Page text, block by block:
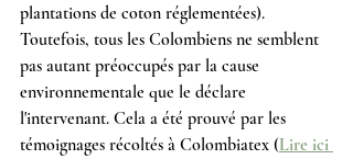
plantations de coton réglementées).
Toutefois, tous les Colombiens ne semblent
pas autant préoccupés par la cause
environnementale que le déclare
l'intervenant. Cela a été prouvé par les
témoignages récoltés à Colombiatex (Lire ici